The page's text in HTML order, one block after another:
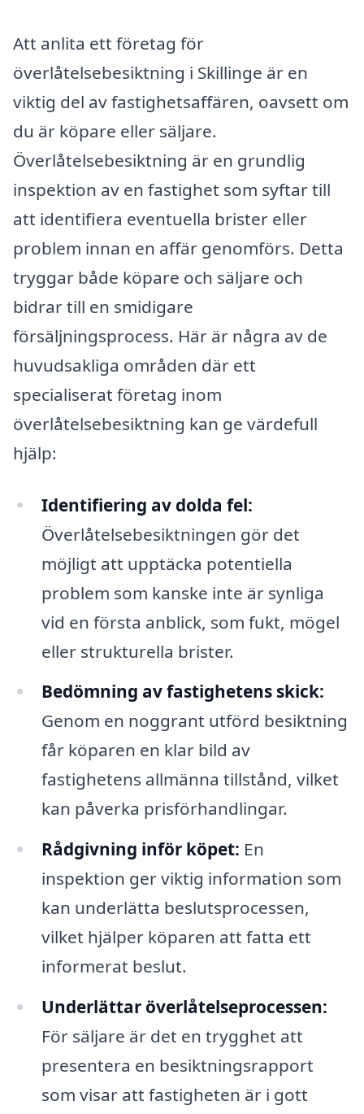
Att anlita ett företag för
överlåtelsebesiktning i Skillinge är en
viktig del av fastighetsaffären, oavsett om
du är köpare eller säljare.
Överlåtelsebesiktning är en grundlig
inspektion av en fastighet som syftar till
att identifiera eventuella brister eller
problem innan en affär genomförs. Detta
tryggar både köpare och säljare och
bidrar till en smidigare
försäljningsprocess. Här är några av de
huvudsakliga områden där ett
specialiserat företag inom
överlåtelsebesiktning kan ge värdefull
hjälp:
Identifiering av dolda fel:
Överlåtelsebesiktningen gör det
möjligt att upptäcka potentiella
problem som kanske inte är synliga
vid en första anblick, som fukt, mögel
eller strukturella brister.
Bedömning av fastighetens skick:
Genom en noggrant utförd besiktning
får köparen en klar bild av
fastighetens allmänna tillstånd, vilket
kan påverka prisförhandlingar.
Rådgivning inför köpet: En
inspektion ger viktig information som
kan underlätta beslutsprocessen,
vilket hjälper köparen att fatta ett
informerat beslut.
Underlättar överlåtelseprocessen:
För säljare är det en trygghet att
presentera en besiktningsrapport
som visar att fastigheten är i gott